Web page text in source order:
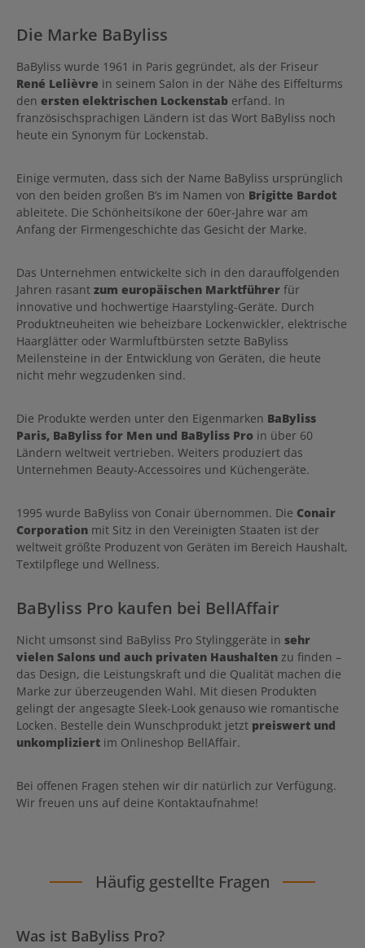
Die Marke BaByliss
BaByliss wurde 1961 in Paris gegründet, als der Friseur
René Lelièvre in seinem Salon in der Nähe des Eiffelturms
den ersten elektrischen Lockenstab erfand. In
französischsprachigen Ländern ist das Wort BaByliss noch
heute ein Synonym für Lockenstab.
Einige vermuten, dass sich der Name BaByliss ursprünglich
von den beiden großen B’s im Namen von Brigitte Bardot
ableitete. Die Schönheitsikone der 60er-Jahre war am
Anfang der Firmengeschichte das Gesicht der Marke.
Das Unternehmen entwickelte sich in den darauffolgenden
Jahren rasant zum europäischen Marktführer für
innovative und hochwertige Haarstyling-Geräte. Durch
Produktneuheiten wie beheizbare Lockenwickler, elektrische
Haarglätter oder Warmluftbürsten setzte BaByliss
Meilensteine in der Entwicklung von Geräten, die heute
nicht mehr wegzudenken sind.
Die Produkte werden unter den Eigenmarken BaByliss
Paris, BaByliss for Men und BaByliss Pro in über 60
Ländern weltweit vertrieben. Weiters produziert das
Unternehmen Beauty-Accessoires und Küchengeräte.
1995 wurde BaByliss von Conair übernommen. Die Conair
Corporation mit Sitz in den Vereinigten Staaten ist der
weltweit größte Produzent von Geräten im Bereich Haushalt,
Textilpflege und Wellness.
BaByliss Pro kaufen bei BellAffair
Nicht umsonst sind BaByliss Pro Stylinggeräte in sehr
vielen Salons und auch privaten Haushalten zu finden –
das Design, die Leistungskraft und die Qualität machen die
Marke zur überzeugenden Wahl. Mit diesen Produkten
gelingt der angesagte Sleek-Look genauso wie romantische
Locken. Bestelle dein Wunschprodukt jetzt preiswert und
unkompliziert im Onlineshop BellAffair.
Bei offenen Fragen stehen wir dir natürlich zur Verfügung.
Wir freuen uns auf deine Kontaktaufnahme!
Häufig gestellte Fragen
Was ist BaByliss Pro?